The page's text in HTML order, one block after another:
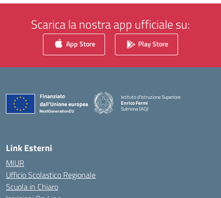
Scarica la nostra app ufficiale su:
App Store Play Store
Istituto d'Istruzione Superiore
Enrico Fermi
Sulmona (AQ)
— Visita la pagina iniziale della scuola
Link Esterni
MIUR
Ufficio Scolastico Regionale
Scuola in Chiaro